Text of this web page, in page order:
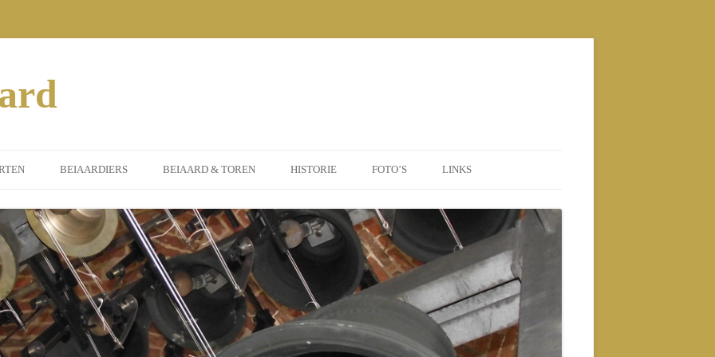
2014
2015
2016
BEIAARDIERS
DORPSBEIAARDIER
GASTBEIAARDIERS
BEIAARD & TOREN
INSTRUMENT
ST. PETRUS TOREN
HISTORIE FOTO’S
POSTERS
2010 NIEUWE BEIAARD
2010
LINKS